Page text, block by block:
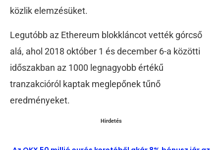
közlik elemzésüket.
Legutóbb az Ethereum blokkláncot vették górcső
alá, ahol 2018 október 1 és december 6-a közötti
időszakban az 1000 legnagyobb értékű
tranzakcióról kaptak meglepőnek tűnő
eredményeket.
Hirdetés